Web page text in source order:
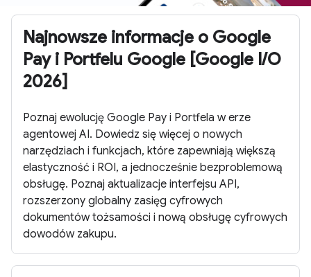
Najnowsze informacje o Google
Pay i Portfelu Google [Google I/O
2026]
Poznaj ewolucję Google Pay i Portfela w erze
agentowej AI. Dowiedz się więcej o nowych
narzędziach i funkcjach, które zapewniają większą
elastyczność i ROI, a jednocześnie bezproblemową
obsługę. Poznaj aktualizacje interfejsu API,
rozszerzony globalny zasięg cyfrowych
dokumentów tożsamości i nową obsługę cyfrowych
dowodów zakupu.